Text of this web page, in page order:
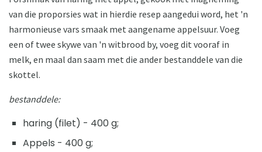
van die proporsies wat in hierdie resep aangedui word, het 'n
harmonieuse vars smaak met aangename appelsuur. Voeg
een of twee skywe van 'n witbrood by, voeg dit vooraf in
melk, en maal dan saam met die ander bestanddele van die
skottel.
bestanddele:
haring (filet) - 400 g;
Appels - 400 g;